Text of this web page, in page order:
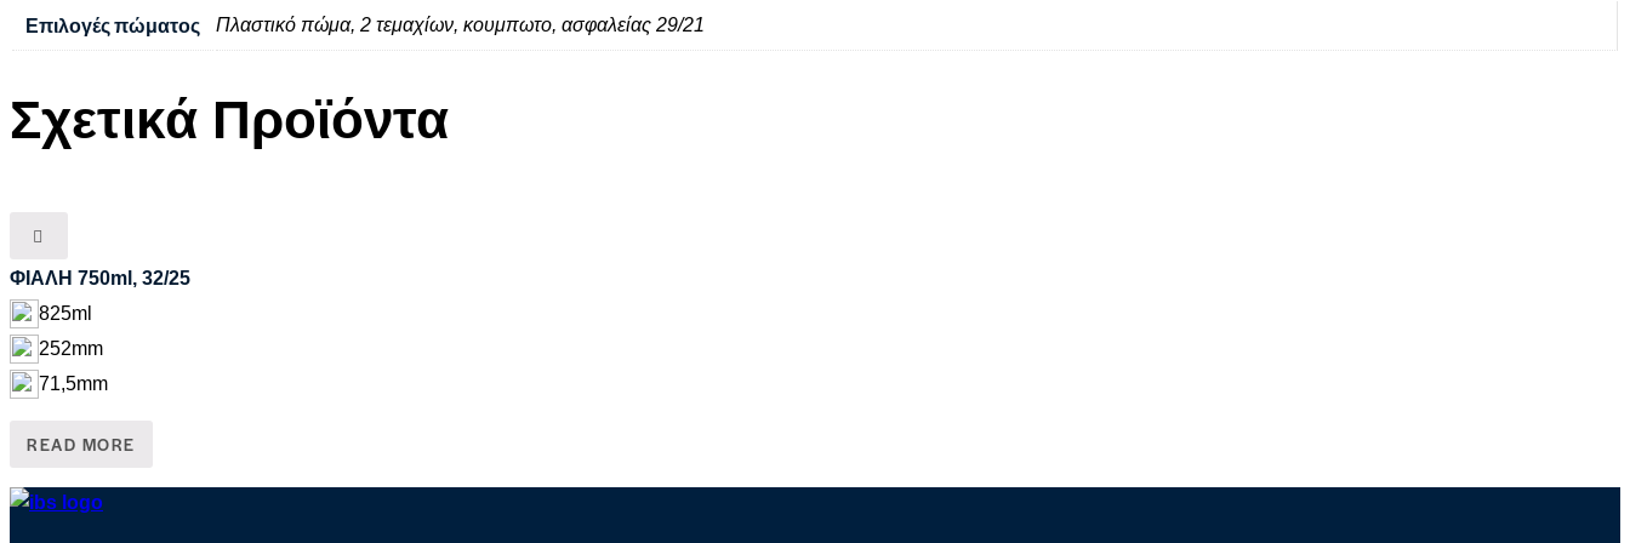
Επιλογές πώματος Πλαστικό πώμα, 2 τεμαχίων, κουμπωτο, ασφαλείας 29/21
Σχετικά Προϊόντα
ΦΙΑΛΗ 750ml, 32/25
825ml
252mm
71,5mm
READ MORE
Skip